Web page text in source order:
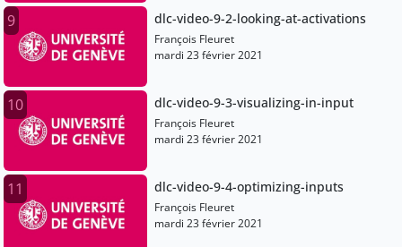
9 dlc-video-9-2-looking-at-activations
François Fleuret
mardi 23 février 2021
10 dlc-video-9-3-visualizing-in-input
François Fleuret
mardi 23 février 2021
11 dlc-video-9-4-optimizing-inputs
François Fleuret
mardi 23 février 2021